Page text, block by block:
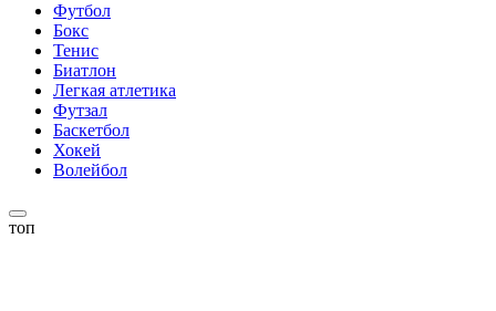
Футбол
Бокс
Тенис
Биатлон
Легкая атлетика
Футзал
Баскетбол
Хокей
Волейбол
топ